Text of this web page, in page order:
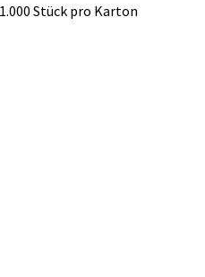
Stück pro Karton